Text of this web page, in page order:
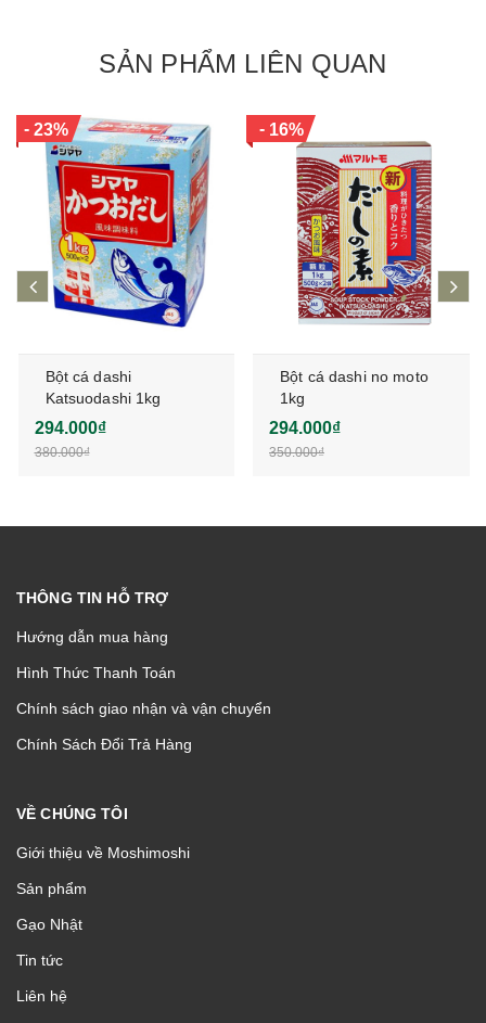
SẢN PHẨM LIÊN QUAN
- 23%
Bột cá dashi
Katsuodashi 1kg
294.000₫
380.000₫
-16%
Bột cá dashi no moto
1kg
294.000₫
350.000₫
prev
THÔNG TIN HỖ TRỢ
Hướng dẫn mua hàng
Hình Thức Thanh Toán
Chính sách giao nhận và vận chuyển
Chính Sách Đổi Trả Hàng
VỀ CHÚNG TÔI
Giới thiệu về Moshimoshi
Sản phẩm
Gạo Nhật
Tin tức
Liên hệ